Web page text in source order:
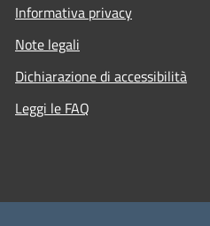
Informativa privacy
Note legali
Dichiarazione di accessibilità
Leggi le FAQ